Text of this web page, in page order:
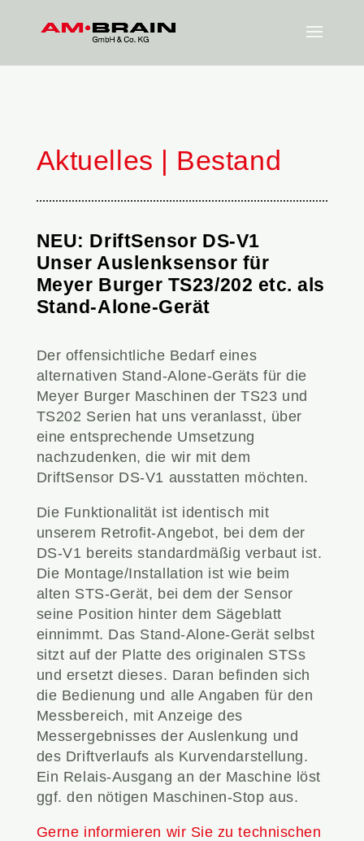
Aktuelles | Bestand
NEU: DriftSensor DS-V1
Unser Auslenksensor für
Meyer Burger TS23/202 etc. als
Stand-Alone-Gerät
Der offensichtliche Bedarf eines
alternativen Stand-Alone-Geräts für die
Meyer Burger Maschinen der TS23 und
TS202 Serien hat uns veranlasst, über
eine entsprechende Umsetzung
nachzudenken, die wir mit dem
DriftSensor DS-V1 ausstatten möchten.
Die Funktionalität ist identisch mit
unserem Retrofit-Angebot, bei dem der
DS-V1 bereits standardmäßig verbaut ist.
Die Montage/Installation ist wie beim
alten STS-Gerät, bei dem der Sensor
seine Position hinter dem Sägeblatt
einnimmt. Das Stand-Alone-Gerät selbst
sitzt auf der Platte des originalen STSs
und ersetzt dieses. Daran befinden sich
die Bedienung und alle Angaben für den
Messbereich, mit Anzeige des
Messergebnisses der Auslenkung und
des Driftverlaufs als Kurvendarstellung.
Ein Relais-Ausgang an der Maschine löst
ggf. den nötigen Maschinen-Stop aus.
Gerne informieren wir Sie zu technischen